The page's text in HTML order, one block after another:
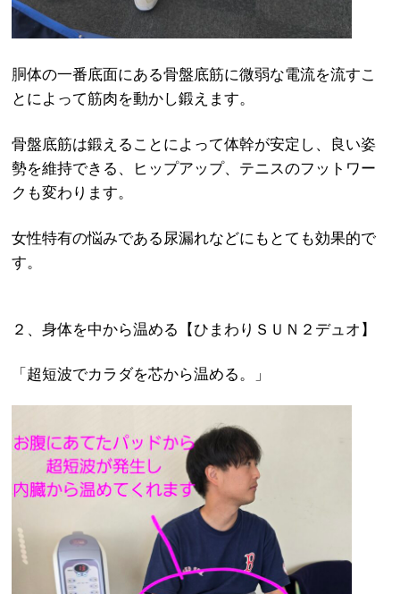
胴体の一番底面にある骨盤底筋に微弱な電流を流すこ
とによって筋肉を動かし鍛えます。
骨盤底筋は鍛えることによって体幹が安定し、良い姿
勢を維持できる、ヒップアップ、テニスのフットワー
クも変わります。
女性特有の悩みである尿漏れなどにもとても効果的で
す。
２、身体を中から温める【ひまわりＳＵＮ２デュオ】
「超短波でカラダを芯から温める。」